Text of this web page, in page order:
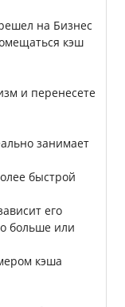
на Бизнес
кэш
и перенесете
занимает
быстрой
его
больше или
кэша